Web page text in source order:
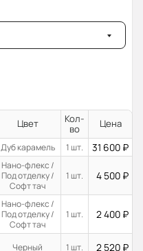
Цвет
Кол-
во
Цена
Дуб карамель 1 шт. 31 600 ₽
Нано-флекс /
Под отделку /
Софт тач
1 шт. 4 500 ₽
Нано-флекс /
Под отделку /
Софт тач
1 шт. 2 400 ₽
Черный 1 шт. 2 520 ₽